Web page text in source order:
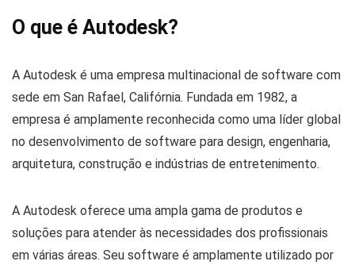
O que é Autodesk?
A Autodesk é uma empresa multinacional de software com
sede em San Rafael, Califórnia. Fundada em 1982, a
empresa é amplamente reconhecida como uma líder global
no desenvolvimento de software para design, engenharia,
arquitetura, construção e indústrias de entretenimento.
A Autodesk oferece uma ampla gama de produtos e
soluções para atender às necessidades dos profissionais
em várias áreas. Seu software é amplamente utilizado por